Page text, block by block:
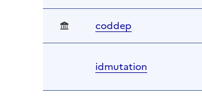
coddep
idmutation